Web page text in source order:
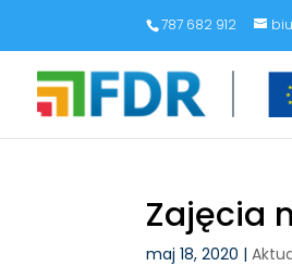
787 682 912
Zajęcia
maj 18, 2020 |